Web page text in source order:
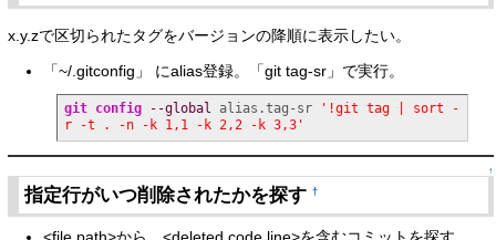
x.y.zで区切られたタグをバージョンの降順に表示したい。
「~/.gitconfig」 にalias登録。「git tag-sr」で実行。
git config --global alias.tag-sr
'!git tag | sort -
r -t . -n -k 1,1 -k 2,2 -k 3,3'
↑
指定行がいつ削除されたかを探す†
<file path>から、<deleted code line>を含むコミットを探す